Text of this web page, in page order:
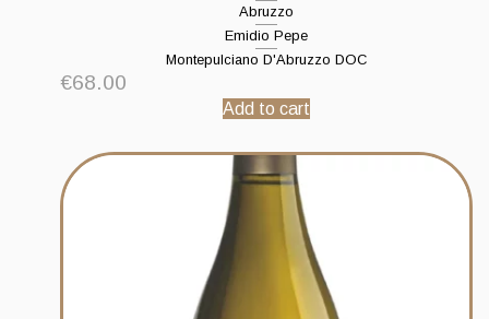
Abruzzo
Emidio Pepe
Montepulciano D'Abruzzo DOC
€68.00
Add to cart